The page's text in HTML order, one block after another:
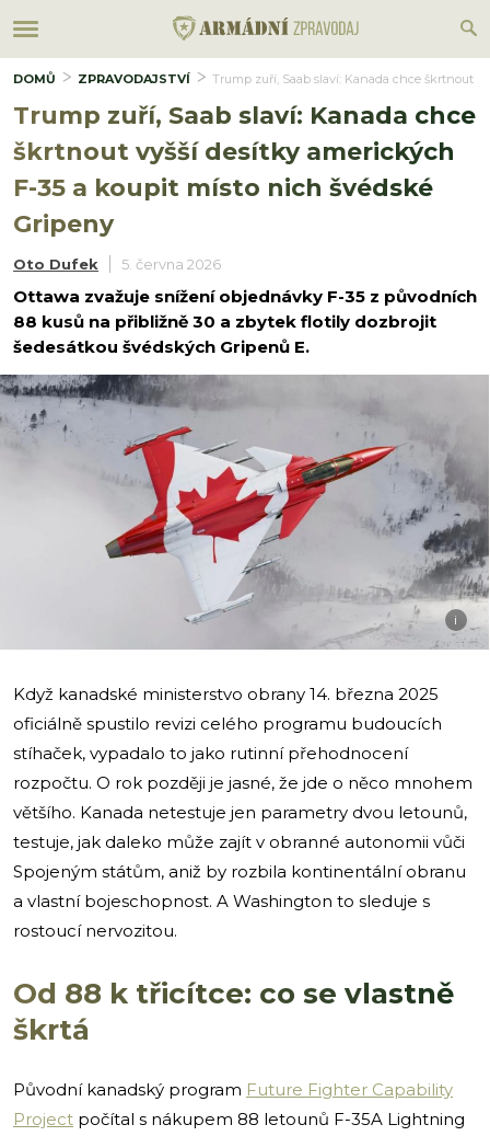
DOMŮ ZPRAVODAJSTVÍ Trump zuří, Saab slaví: Kanada chce škrtnout
Trump zuří, Saab slaví: Kanada chce
škrtnout vyšší desítky amerických
F-35 a koupit místo nich švédské
Gripeny
Oto Dufek 5. června 2026
Ottawa zvažuje snížení objednávky F-35 z původních
88 kusů na přibližně 30 a zbytek flotily dozbrojit
šedesátkou švédských Gripenů E.
i
Když kanadské ministerstvo obrany 14. března 2025
oficiálně spustilo revizi celého programu budoucích
stíhaček, vypadalo to jako rutinní přehodnocení
rozpočtu. O rok později je jasné, že jde o něco mnohem
většího. Kanada netestuje jen parametry dvou letounů,
testuje, jak daleko může zajít v obranné autonomii vůči
Spojeným státům, aniž by rozbila kontinentální obranu
a vlastní bojeschopnost. A Washington to sleduje s
rostoucí nervozitou.
Od 88 k třicítce: co se vlastně
škrtá
Původní kanadský program Future Fighter Capability
Project počítal s nákupem 88 letounů F-35A Lightning